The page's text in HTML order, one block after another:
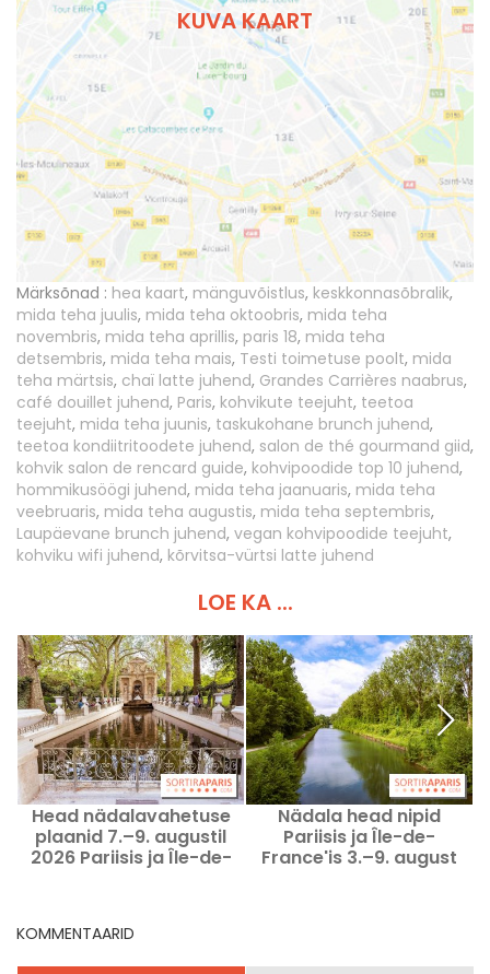
KUVA KAART
Märksõnad : hea kaart, mänguvõistlus, keskkonnasõbralik,
mida teha juulis, mida teha oktoobris, mida teha
novembris, mida teha aprillis, paris 18, mida teha
detsembris, mida teha mais, Testi toimetuse poolt, mida
teha märtsis, chaï latte juhend, Grandes Carrières naabrus,
café douillet juhend, Paris, kohvikute teejuht, teetoa
teejuht, mida teha juunis, taskukohane brunch juhend,
teetoa kondiitritoodete juhend, salon de thé gourmand giid,
kohvik salon de rencard guide, kohvipoodide top 10 juhend,
hommikusöögi juhend, mida teha jaanuaris, mida teha
veebruaris, mida teha augustis, mida teha septembris,
Laupäevane brunch juhend, vegan kohvipoodide teejuht,
kohviku wifi juhend, kõrvitsa-vürtsi latte juhend
LOE KA ...
Head nädalavahetuse
plaanid 7.–9. augustil
2026 Pariisis ja Île-de-
Nädala head nipid
Pariisis ja Île-de-
France'is 3.–9. august
KOMMENTAARID